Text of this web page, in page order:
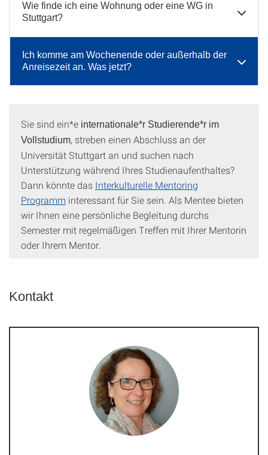
Wie finde ich eine Wohnung oder eine WG in
Stuttgart?
Ich komme am Wochenende oder außerhalb der
Anreisezeit an. Was jetzt?
Sie sind ein*e internationale*r Studierende*r im
Vollstudium, streben einen Abschluss an der
Universität Stuttgart an und suchen nach
Unterstützung während Ihres Studienaufenthaltes?
Dann könnte das Interkulturelle Mentoring
Programm interessant für Sie sein. Als Mentee bieten
wir Ihnen eine persönliche Begleitung durchs
Semester mit regelmäßigen Treffen mit Ihrer Mentorin
oder Ihrem Mentor.
Kontakt